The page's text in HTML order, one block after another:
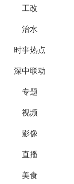
工改
治水
时事热点
深中联动
专题
视频
影像
直播
美食